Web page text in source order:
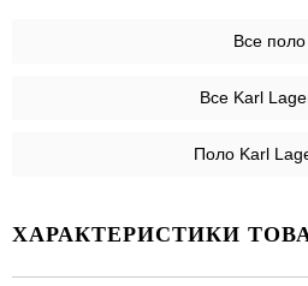
Все поло
Все Karl
Поло Karl
ХАРАКТЕРИСТИКИ